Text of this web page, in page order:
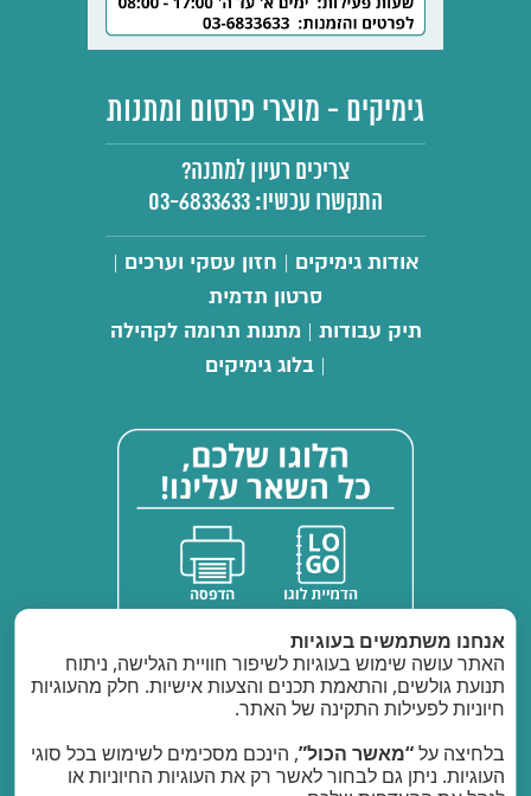
גימיקים - מוצרי פרסום ומתנות
צריכים רעיון למתנה?
התקשרו עכשיו:03-6833633
אודות גימיקים | חזון עסקי וערכים |
סרטון תדמית
תיק עבודות | מתנות תרומה לקהילה
| בלוג גימיקים
אנחנו משתמשים בעוגיות
האתר עושה שימוש בעוגיות לשיפור חוויית הגלישה, ניתוח
תנועת גולשים, והתאמת תכנים והצעות אישיות. חלק מהעוגיות
חיוניות לפעילות התקינה של האתר.
בלחיצה על“מאשר הכול”, הינכם מסכימים לשימוש בכל סוגי
העוגיות. ניתן גם לבחור לאשר רק את העוגיות החיוניות או